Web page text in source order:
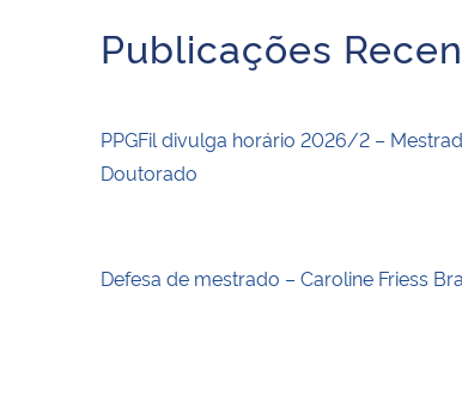
Publicações
PPGFil divulga horário 2026/2 –
Doutorado
Defesa de mestrado – Caroline Friess